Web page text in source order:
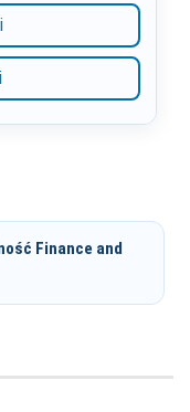
Finance and